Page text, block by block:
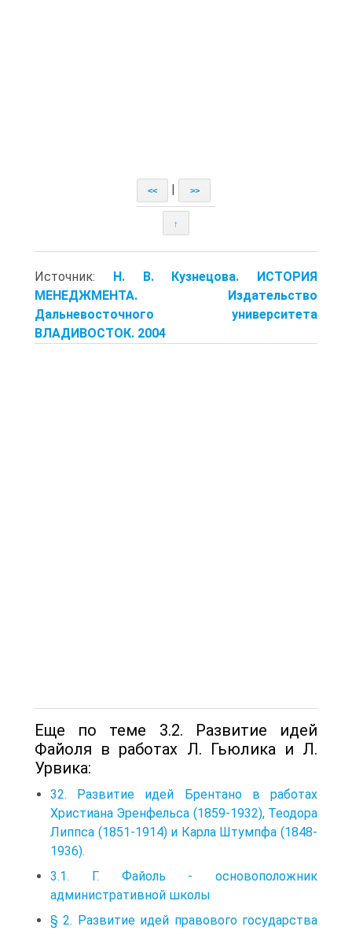
<< >>
↑
Источник: Н. В. Кузнецова. ИСТОРИЯ
МЕНЕДЖМЕНТА. Издательство
Дальневосточного университета
ВЛАДИВОСТОК. 2004
Еще по теме 3.2. Развитие идей
Файоля в работах Л. Гьюлика и Л.
Урвика:
32. Развитие идей Брентано в работах
Xристиана Эренфельса (1859-1932), Теодора
Липпса (1851-1914) и Карла Штумпфа (1848-
1936).
3.1. Г. Файоль - основоположник
административной школы
§ 2. Развитие идей правового государства